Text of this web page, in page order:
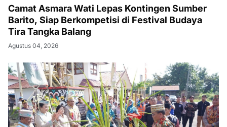
Camat Asmara Wati Lepas Kontingen Sumber
Barito, Siap Berkompetisi di Festival Budaya
Tira Tangka Balang
Agustus 04, 2026